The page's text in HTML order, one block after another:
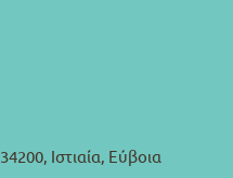
Ιστιαία, Εύβοια